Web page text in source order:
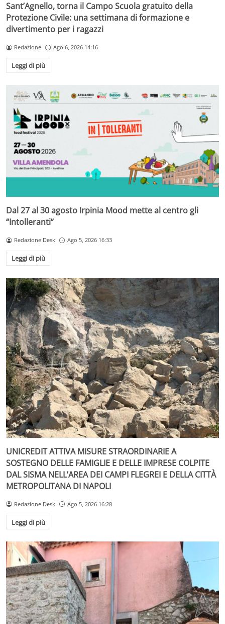
Sant’Agnello, torna il Campo Scuola gratuito della
Protezione Civile: una settimana di formazione e
divertimento per i ragazzi
Redazione Ago 6, 2026 14:16
Leggi di più
Dal 27 al 30 agosto Irpinia Mood mette al centro gli
“Intolleranti”
Redazione Desk Ago 5, 2026 16:33
Leggi di più
UNICREDIT ATTIVA MISURE STRAORDINARIE A
SOSTEGNO DELLE FAMIGLIE E DELLE IMPRESE COLPITE
DAL SISMA NELL’AREA DEI CAMPI FLEGREI E DELLA CITTÀ
METROPOLITANA DI NAPOLI
Redazione Desk Ago 5, 2026 16:28
Leggi di più